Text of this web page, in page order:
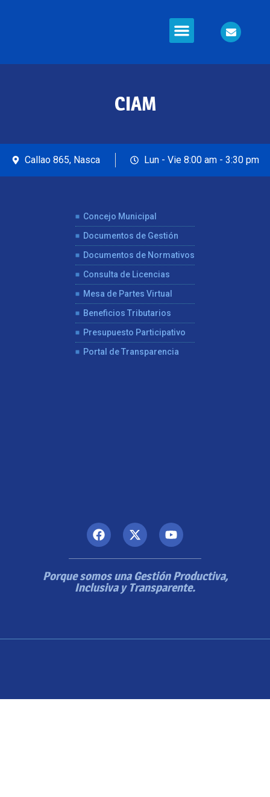
CIAM
Callao 865, Nasca Lun - Vie 8:00 am - 3:30 pm
Concejo Municipal
Documentos de Gestión
Documentos de Normativos
Consulta de Licencias
Mesa de Partes Virtual
Beneficios Tributarios
Presupuesto Participativo
Portal de Transparencia
Porque somos una Gestión Productiva,
Inclusiva y Transparente.